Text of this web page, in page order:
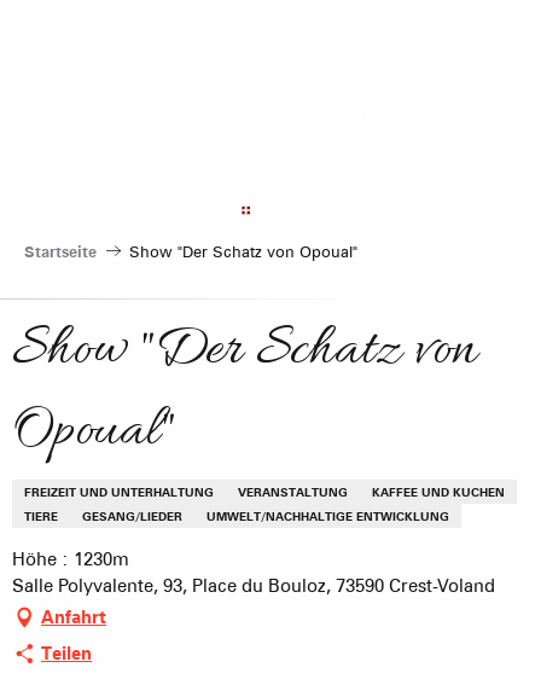
Startseite Show "Der Schatz von Opoual"
Show "Der Schatz von
Opoual"
FREIZEIT UND UNTERHALTUNG VERANSTALTUNG
KAFFEE UND KUCHEN
TIERE
GESANG/LIEDER UMWELT/NACHHALTIGE ENTWICKLUNG
Höhe : 1230m
Salle Polyvalente, 93, Place du Bouloz, 73590 Crest-Voland
Anfahrt
Teilen